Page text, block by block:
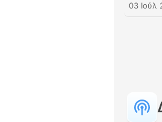
03 Ιούλ